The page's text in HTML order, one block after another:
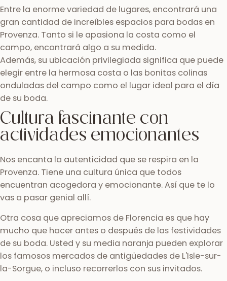
Entre la enorme variedad de lugares, encontrará una
gran cantidad de increíbles espacios para bodas en
Provenza. Tanto si le apasiona la costa como el
campo, encontrará algo a su medida.
Además, su ubicación privilegiada significa que puede
elegir entre la hermosa costa o las bonitas colinas
onduladas del campo como el lugar ideal para el día
de su boda.
Cultura fascinante con
actividades emocionantes
Nos encanta la autenticidad que se respira en la
Provenza. Tiene una cultura única que todos
encuentran acogedora y emocionante. Así que te lo
vas a pasar genial allí.
Otra cosa que apreciamos de Florencia es que hay
mucho que hacer antes o después de las festividades
de su boda. Usted y su media naranja pueden explorar
los famosos mercados de antigüedades de L'Isle-sur-
la-Sorgue, o incluso recorrerlos con sus invitados.